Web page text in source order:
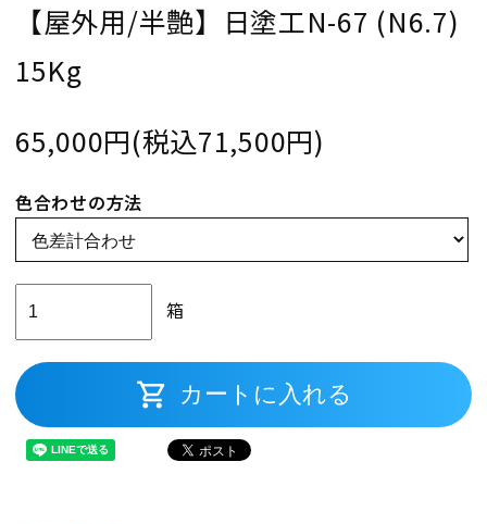
【屋外用/半艶】日塗工N-67 (N6.7)
15Kg
65,000円(税込71,500円)
色合わせの方法
箱
shopping_cart カートに入れる